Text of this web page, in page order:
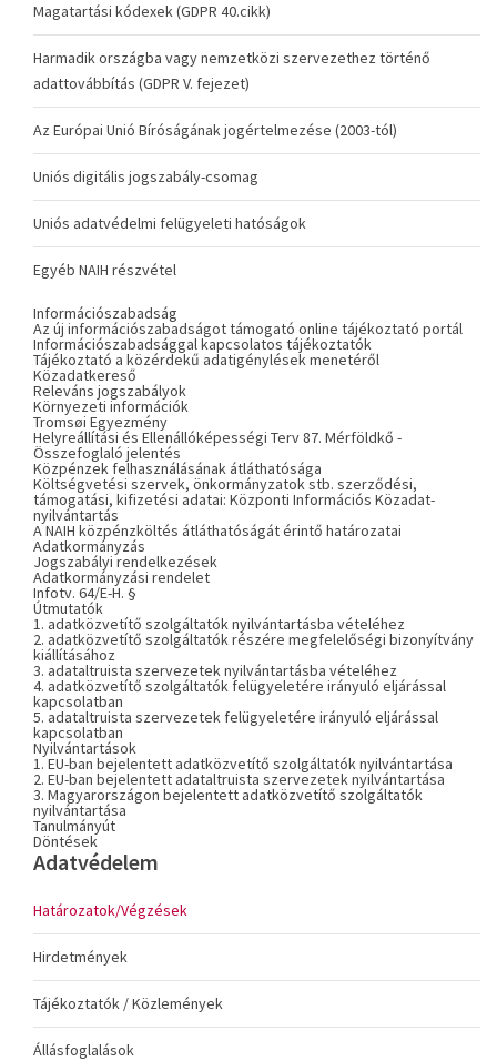
Magatartási kódexek (GDPR 40.cikk)
Harmadik országba vagy nemzetközi szervezethez történő
adattovábbítás (GDPR V. fejezet)
Az Európai Unió Bíróságának jogértelmezése (2003-tól)
Uniós digitális jogszabály-csomag
Uniós adatvédelmi felügyeleti hatóságok
Egyéb NAIH részvétel
Információszabadság
Az új információszabadságot támogató online tájékoztató portál
Információszabadsággal kapcsolatos tájékoztatók
Tájékoztató a közérdekű adatigénylések menetéről
Közadatkereső
Releváns jogszabályok
Környezeti információk
Tromsøi Egyezmény
Helyreállítási és Ellenállóképességi Terv 87. Mérföldkő -
Összefoglaló jelentés
Közpénzek felhasználásának átláthatósága
Költségvetési szervek, önkormányzatok stb. szerződési,
támogatási, kifizetési adatai: Központi Információs Közadat-
nyilvántartás
A NAIH közpénzköltés átláthatóságát érintő határozatai
Adatkormányzás
Jogszabályi rendelkezések
Adatkormányzási rendelet
Infotv. 64/E-H. §
Útmutatók
1. adatközvetítő szolgáltatók nyilvántartásba vételéhez
2. adatközvetítő szolgáltatók részére megfelelőségi bizonyítvány
kiállításához
3. adataltruista szervezetek nyilvántartásba vételéhez
4. adatközvetítő szolgáltatók felügyeletére irányuló eljárással
kapcsolatban
5. adataltruista szervezetek felügyeletére irányuló eljárással
kapcsolatban
Nyilvántartások
1. EU-ban bejelentett adatközvetítő szolgáltatók nyilvántartása
2. EU-ban bejelentett adataltruista szervezetek nyilvántartása
3. Magyarországon bejelentett adatközvetítő szolgáltatók
nyilvántartása
Tanulmányút
Döntések
Adatvédelem
Határozatok/Végzések
Hirdetmények
Tájékoztatók / Közlemények
Állásfoglalások